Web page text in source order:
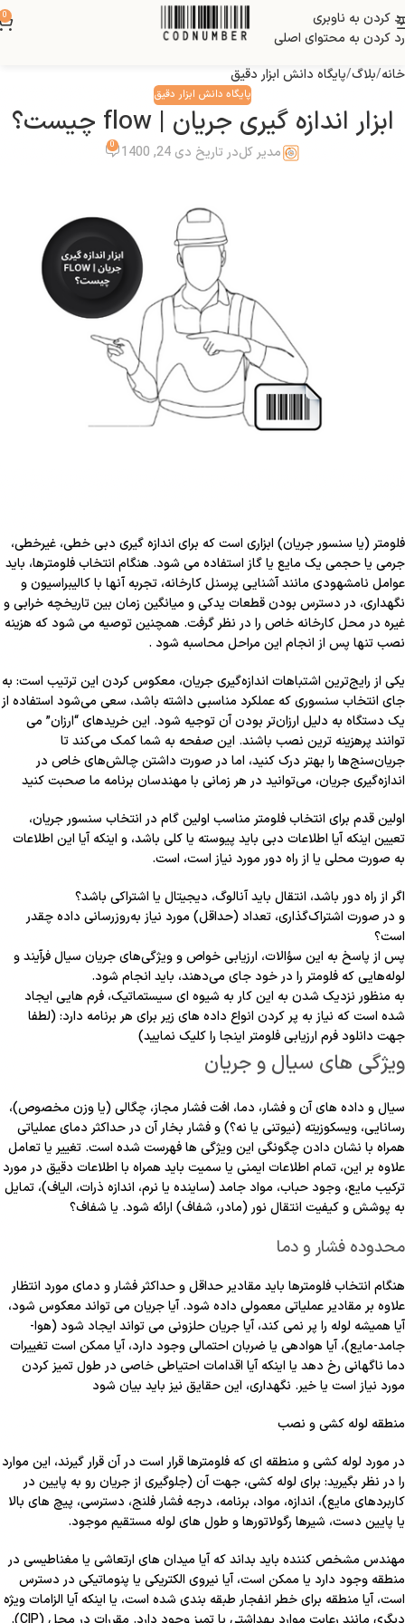
رد کردن به ناوبری
رد کردن به محتوای اصلی
0
بلاگ
خانه بلاگ پایگاه دانش ابزار دقیق
پایگاه دانش ابزار دقیق
ابزار اندازه گیری جریان | flow چیست؟
مدیر کلدر تاریخ دی 24, 1400 0
فلومتر (یا سنسور جریان) ابزاری است که برای اندازه گیری دبی خطی، غیرخطی،
جرمی یا حجمی یک مایع یا گاز استفاده می شود. هنگام انتخاب فلومترها، باید
عوامل نامشهودی مانند آشنایی پرسنل کارخانه، تجربه آنها با کالیبراسیون و
نگهداری، در دسترس بودن قطعات یدکی و میانگین زمان بین تاریخچه خرابی و
غیره در محل کارخانه خاص را در نظر گرفت. همچنین توصیه می شود که هزینه
نصب تنها پس از انجام این مراحل محاسبه شود .
یکی از رایج‌ترین اشتباهات اندازه‌گیری جریان، معکوس کردن این ترتیب است: به
جای انتخاب سنسوری که عملکرد مناسبی داشته باشد، سعی می‌شود استفاده از
یک دستگاه به دلیل ارزان‌تر بودن آن توجیه شود. این خریدهای “ارزان” می
توانند پرهزینه ترین نصب باشند. این صفحه به شما کمک می‌کند تا
جریان‌سنج‌ها را بهتر درک کنید، اما در صورت داشتن چالش‌های خاص در
اندازه‌گیری جریان، می‌توانید در هر زمانی با مهندسان برنامه ما صحبت کنید
اولین قدم برای انتخاب فلومتر مناسب اولین گام در انتخاب سنسور جریان،
تعیین اینکه آیا اطلاعات دبی باید پیوسته یا کلی باشد، و اینکه آیا این اطلاعات
به صورت محلی یا از راه دور مورد نیاز است، است.
اگر از راه دور باشد، انتقال باید آنالوگ، دیجیتال یا اشتراکی باشد؟
و در صورت اشتراک‌گذاری، تعداد (حداقل) مورد نیاز به‌روزرسانی داده چقدر
است؟
پس از پاسخ به این سؤالات، ارزیابی خواص و ویژگی‌های جریان سیال فرآیند و
لوله‌هایی که فلومتر را در خود جای می‌دهند، باید انجام شود.
به منظور نزدیک شدن به این کار به شیوه ای سیستماتیک، فرم هایی ایجاد
شده است که نیاز به پر کردن انواع داده های زیر برای هر برنامه دارد: (لطفا
جهت دانلود فرم ارزیابی فلومتر اینجا را کلیک نمایید)
ویژگی های سیال و جریان
سیال و داده های آن و فشار، دما، افت فشار مجاز، چگالی (یا وزن مخصوص)،
رسانایی، ویسکوزیته (نیوتنی یا نه؟) و فشار بخار آن در حداکثر دمای عملیاتی
همراه با نشان دادن چگونگی این ویژگی ها فهرست شده است. تغییر یا تعامل
علاوه بر این، تمام اطلاعات ایمنی یا سمیت باید همراه با اطلاعات دقیق در مورد
ترکیب مایع، وجود حباب، مواد جامد (ساینده یا نرم، اندازه ذرات، الیاف)، تمایل
به پوشش و کیفیت انتقال نور (مادر، شفاف) ارائه شود. یا شفاف؟
محدوده فشار و دما
هنگام انتخاب فلومترها باید مقادیر حداقل و حداکثر فشار و دمای مورد انتظار
علاوه بر مقادیر عملیاتی معمولی داده شود. آیا جریان می تواند معکوس شود،
آیا همیشه لوله را پر نمی کند، آیا جریان حلزونی می تواند ایجاد شود (هوا-
جامد-مایع)، آیا هوادهی یا ضربان احتمالی وجود دارد، آیا ممکن است تغییرات
دما ناگهانی رخ دهد یا اینکه آیا اقدامات احتیاطی خاصی در طول تمیز کردن
مورد نیاز است یا خیر. نگهداری، این حقایق نیز باید بیان شود
منطقه لوله کشی و نصب
در مورد لوله کشی و منطقه ای که فلومترها قرار است در آن قرار گیرند، این موارد
را در نظر بگیرید: برای لوله کشی، جهت آن (جلوگیری از جریان رو به پایین در
کاربردهای مایع)، اندازه، مواد، برنامه، درجه فشار فلنج، دسترسی، پیچ های بالا
یا پایین دست، شیرها رگولاتورها و طول های لوله مستقیم موجود.
مهندس مشخص کننده باید بداند که آیا میدان های ارتعاشی یا مغناطیسی در
منطقه وجود دارد یا ممکن است، آیا نیروی الکتریکی یا پنوماتیکی در دسترس
است، آیا منطقه برای خطر انفجار طبقه بندی شده است، یا اینکه آیا الزامات ویژه